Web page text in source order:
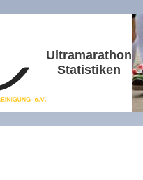
Ultramarathon
Statistiken